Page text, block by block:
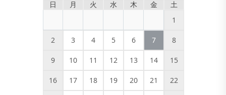
日 月 火 水 木 金 土
1
2 3 4 5 6 7 8
9 10 11 12 13 14 15
16 17 18 19 20 21 22